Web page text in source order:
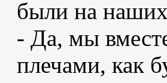
были на
- Да, мы
плечами, как